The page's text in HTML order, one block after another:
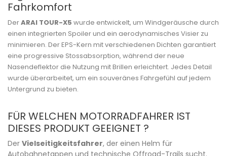
Fahrkomfort
DerARAI TOUR-X5 wurde entwickelt, um Windgeräusche durch
einen integrierten Spoiler und ein aerodynamisches Visier zu
minimieren. Der EPS-Kern mit verschiedenen Dichten garantiert
eine progressive Stossabsorption, während der neue
Nasendeflektor die Nutzung mit Brillen erleichtert. Jedes Detail
wurde überarbeitet, um ein souveränes Fahrgefühl auf jedem
Untergrund zu bieten.
FÜR WELCHEN MOTORRADFAHRER IST
DIESES PRODUKT GEEIGNET ?
Der Vielseitigkeitsfahrer, der einen Helm für
Autobahnetappen und technische Offroad-Trails sucht.